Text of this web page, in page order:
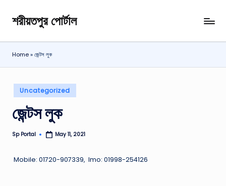
Skip
content
শরীয়তপুর পোর্টাল
শরীয়তপুর
জেলা
বিষয়ক
পোর্টাল
Home»জেন্টস লুক
Posted
in
Uncategorized
জেন্টস লুক
Posted
Sp Portal May 11, 2021
Mobile: 01720-907339, Imo: 01998-254126